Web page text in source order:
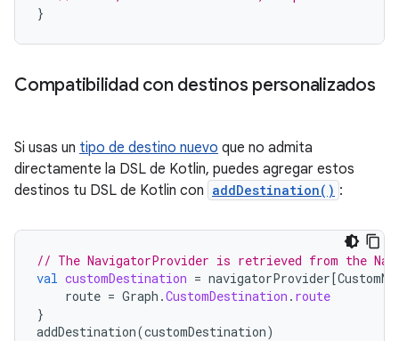
}
Compatibilidad con destinos personalizados
Si usas un tipo de destino nuevo que no admita
directamente la DSL de Kotlin, puedes agregar estos
destinos tu DSL de Kotlin con addDestination() :
// The NavigatorProvider is retrieved from the
val customDestination = navigatorProvider[
route = Graph .CustomDestination . route
}
addDestination(customDestination)